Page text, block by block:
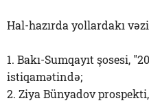
Hal-hazırda yollardakı
1. Bakı-Sumqayıt şosesi,
istiqamətində;
2. Ziya Bünyadov